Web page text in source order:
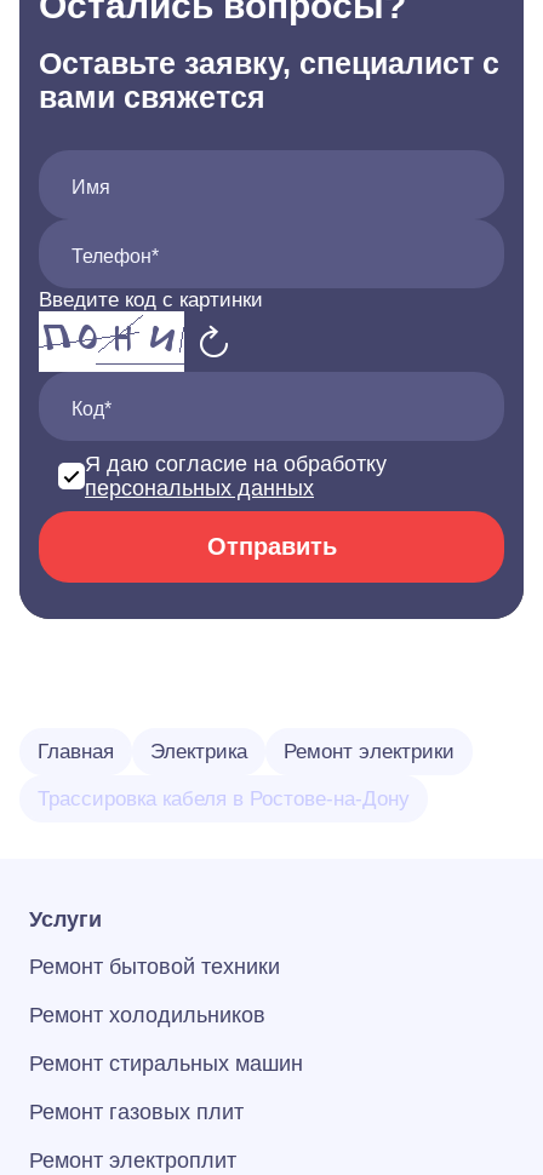
Оставьте заявку, специалист с
вами свяжется
Имя
Телефон*
Введите код с картинки
Код*
Я даю согласие на обработку
персональных данных
Отправить
Главная Электрика Ремонт электрики
Трассировка кабеля в Ростове-на-Дону
Услуги
Ремонт бытовой техники
Ремонт холодильников
Ремонт стиральных машин
Ремонт газовых плит
Ремонт электроплит